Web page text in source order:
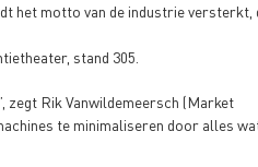
het motto van de industrie versterkt,
stand 305.
zegt Rik Vanwildemeersch (Market
te minimaliseren door alles